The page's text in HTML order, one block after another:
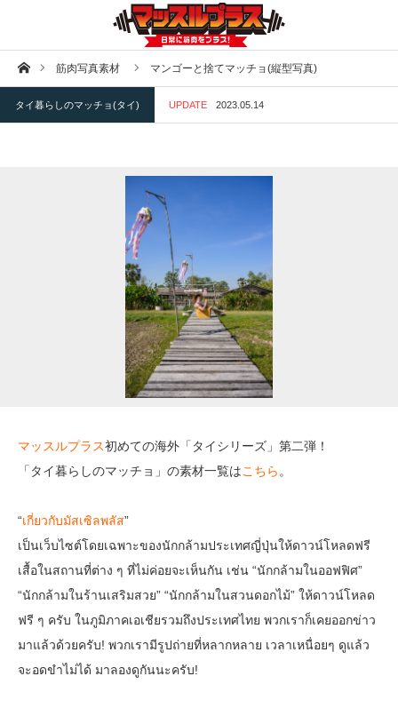
ホーム筋肉写真素材 マンゴーと捨てマッチョ(縦型写真)
タイ暮らしのマッチョ(タイ) UPDATE 2023.05.14
マッスルプラス初めての海外「タイシリーズ」第二弾！
「タイ暮らしのマッチョ」の素材一覧はこちら 。
“เกี่ยวกับมัสเซิลพลัส”
เป็นเว็บไซต์โดยเฉพาะของนักกล้ามประเทศญี่ปุ่นให้ดาวน์โหลดฟรี
เสื้อในสถานที่ต่าง ๆ ที่ไม่ค่อยจะเห็นกัน เช่น “นักกล้ามในออฟฟิศ”
“นักกล้ามในร้านเสริมสวย” “นักกล้ามในสวนดอกไม้” ให้ดาวน์โหลด
ฟรี ๆ ครับ ในภูมิภาคเอเชียรวมถึงประเทศไทย พวกเราก็เคยออกข่าว
มาแล้วด้วยครับ! พวกเรามีรูปถ่ายที่หลากหลาย เวลาเหนื่อยๆ ดูแล้ว
จะอดขำไม่ได้ มาลองดูกันนะครับ!